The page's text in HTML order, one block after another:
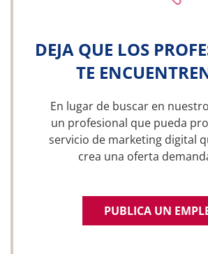
DEJA QUE LOS
TE
En lugar de buscar en
un profesional que pueda
servicio de marketing digital
crea una oferta
PUBLICA UN